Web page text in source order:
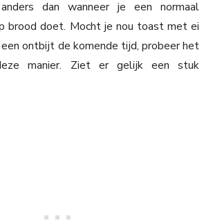
dan wanneer je een normaal
brood doet. Mocht je nou toast met ei
een ontbijt de komende tijd, probeer het
manier. Ziet er gelijk een stuk